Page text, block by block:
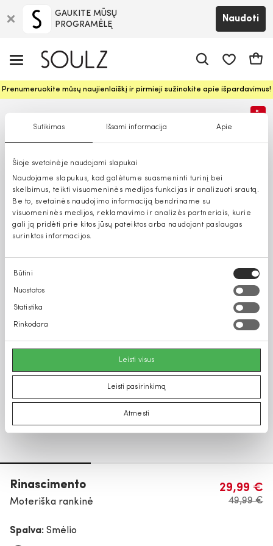
Sutikimas Išsami informacija Apie
Šioje svetainėje naudojami slapukai
Naudojame slapukus, kad galėtume suasmeninti turinį bei
skelbimus, teikti visuomeninės medijos funkcijas ir analizuoti srautą.
Be to, svetainės naudojimo informaciją bendriname su
visuomeninės medijos, reklamavimo ir analizės partneriais, kurie
gali ją pridėti prie kitos jūsų pateiktos arba naudojant paslaugas
surinktos informacijos.
Sutikimo
pasirinkimas
Būtini
Nuostatos
Statistika
Rinkodara
Leisti visus
Leisti pasirinkimą
Atmesti
GAUKITE MŪSŲ
PROGRAMĖLĘ
Naudoti
Prenumeruokite mūsų naujienlaiškį ir pirmieji sužinokite apie išpardavimus!
%
Rinascimento
Moteriška rankinė
29,99 €
49,99 €
Spalva: Smėlio